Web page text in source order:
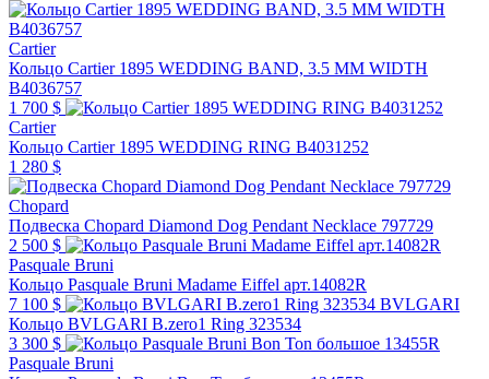
Cartier
Кольцо Cartier 1895 WEDDING BAND, 3.5 MM WIDTH
B4036757
1 700 $
Cartier
Кольцо Cartier 1895 WEDDING RING B4031252
1 280 $
Chopard
Подвеска Chopard Diamond Dog Pendant Necklace 797729
2 500 $
Pasquale Bruni
Кольцо Pasquale Bruni Madame Eiffel арт.14082R
7 100 $
BVLGARI
Кольцо BVLGARI B.zero1 Ring 323534
3 300 $
Pasquale Bruni